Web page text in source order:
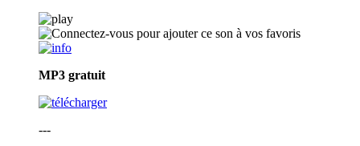
MP3 gratuit
---